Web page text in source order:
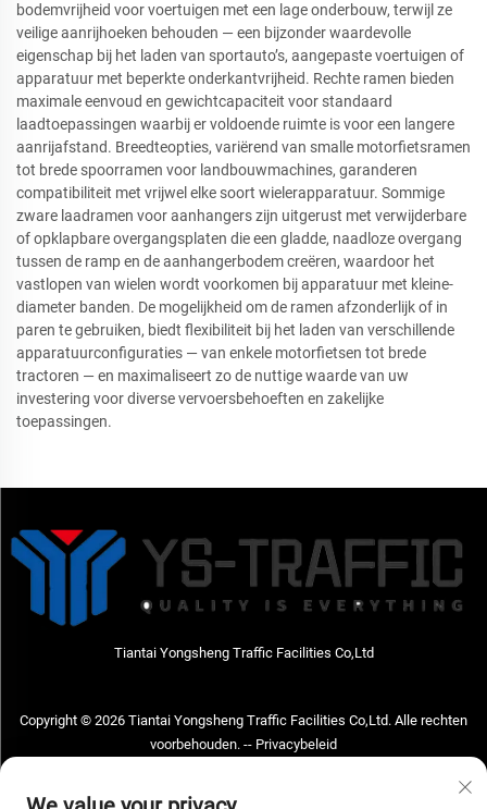
bodemvrijheid voor voertuigen met een lage onderbouw, terwijl ze
veilige aanrijhoeken behouden — een bijzonder waardevolle
eigenschap bij het laden van sportauto’s, aangepaste voertuigen of
apparatuur met beperkte onderkantvrijheid. Rechte ramen bieden
maximale eenvoud en gewichtcapaciteit voor standaard
laadtoepassingen waarbij er voldoende ruimte is voor een langere
aanrijafstand. Breedteopties, variërend van smalle motorfietsramen
tot brede spoorramen voor landbouwmachines, garanderen
compatibiliteit met vrijwel elke soort wielerapparatuur. Sommige
zware laadramen voor aanhangers zijn uitgerust met verwijderbare
of opklapbare overgangsplaten die een gladde, naadloze overgang
tussen de ramp en de aanhangerbodem creëren, waardoor het
vastlopen van wielen wordt voorkomen bij apparatuur met kleine-
diameter banden. De mogelijkheid om de ramen afzonderlijk of in
paren te gebruiken, biedt flexibiliteit bij het laden van verschillende
apparatuurconfiguraties — van enkele motorfietsen tot brede
tractoren — en maximaliseert zo de nuttige waarde van uw
investering voor diverse vervoersbehoeften en zakelijke
toepassingen.
Tiantai Yongsheng Traffic Facilities Co,Ltd
Copyright © 2026 Tiantai Yongsheng Traffic Facilities Co,Ltd. Alle rechten
voorbehouden. -- Privacybeleid